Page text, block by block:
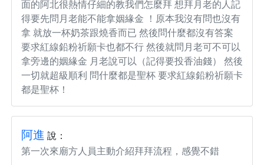
面的阿北很熱情仔細的教我們怎麼拜 想拜月老的人記
得要先問月老能不能拿姻緣金 ！原本我沒有問也沒有
拿 就放一杯奶茶跟燒香而已 然後問什麼都沒有答案
要求紅線鉛粉祈願卡也都不行 然後就問月老可不可以
拿旁邊的姻緣金 月老說可以（記得要投香油錢） 然後
一切就超級順利 問什麼都是聖杯 要求紅線鉛粉祈願卡
都是聖杯！
阿進 說：
第一次來廟方人員主動介紹拜拜流程，感覺不錯